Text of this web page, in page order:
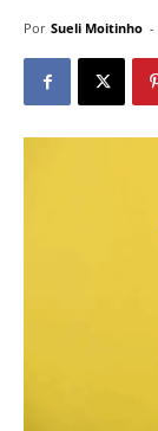
Por Sueli Moitinho -